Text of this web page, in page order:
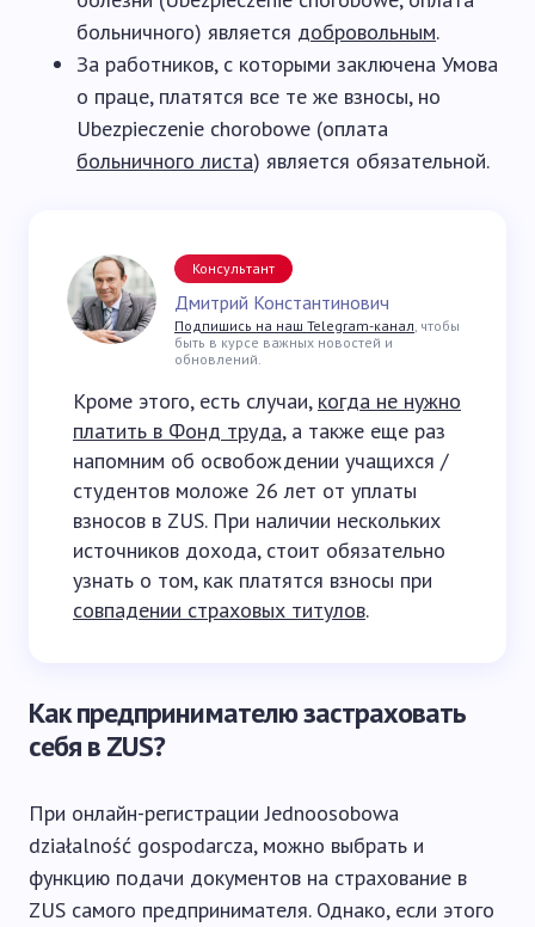
больничного) является добровольным.
За работников, с которыми заключена Умова
о праце, платятся все те же взносы, но
Ubezpieczenie chorobowe (оплата
больничного листа) является обязательной.
Консультант
Дмитрий Константинович
Подпишись на наш Telegram-канал, чтобы
быть в курсе важных новостей и
обновлений.
Кроме этого, есть случаи, когда не нужно
платить в Фонд труда, а также еще раз
напомним об освобождении учащихся /
студентов моложе 26 лет от уплаты
взносов в ZUS. При наличии нескольких
источников дохода, стоит обязательно
узнать о том, как платятся взносы при
совпадении страховых титулов.
Как предпринимателю застраховать
себя в ZUS?
При онлайн-регистрации Jednoosobowa
działalność gospodarcza, можно выбрать и
функцию подачи документов на страхование в
ZUS самого предпринимателя. Однако, если этого